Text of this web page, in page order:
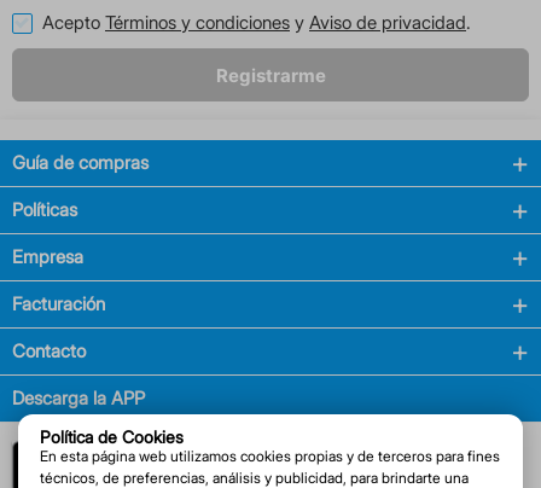
Política de Cookies
En esta página web utilizamos cookies propias y de terceros para fines
técnicos, de preferencias, análisis y publicidad, para brindarte una
Acepto Términos y condiciones y Aviso de privacidad.
Registrarme
Guía de compras
Políticas
Empresa
Facturación
Contacto
Descarga la APP